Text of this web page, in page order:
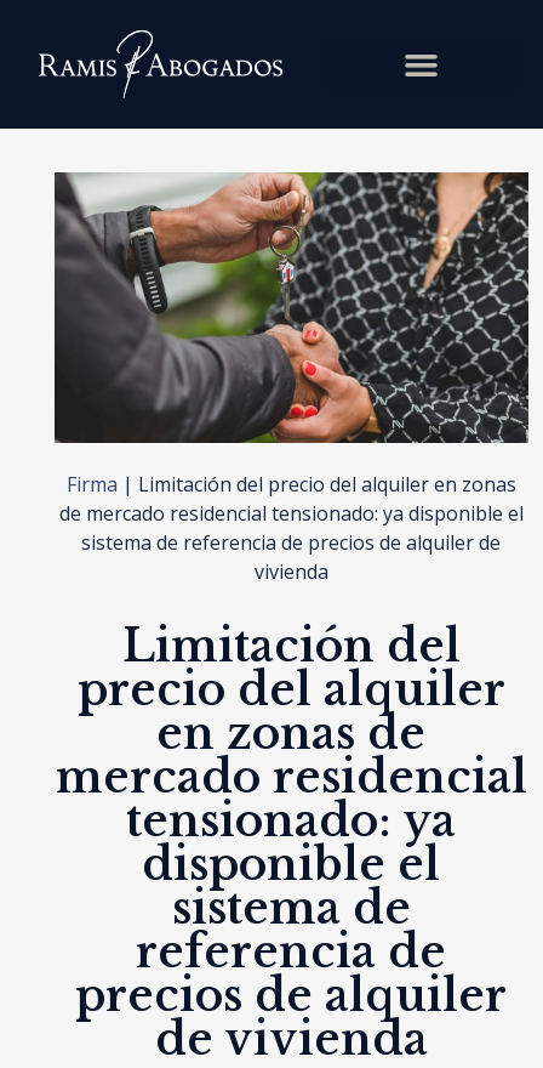
Firma | Limitación del precio del alquiler en zonas
de mercado residencial tensionado: ya disponible el
sistema de referencia de precios de alquiler de
vivienda
Limitación del
precio del alquiler
en zonas de
mercado residencial
tensionado: ya
disponible el
sistema de
referencia de
precios de alquiler
de vivienda